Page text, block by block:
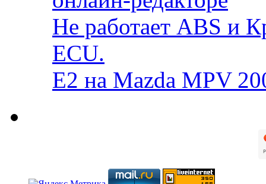
Не работает ABS и
ECU.
E2 на Mazda MPV